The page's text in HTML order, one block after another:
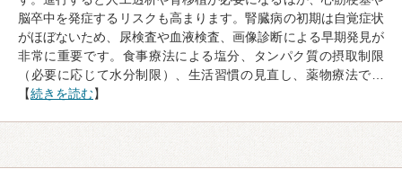
脳卒中を発症するリスクも高まります。腎臓病の初期は自覚症状
がほぼないため、尿検査や血液検査、画像診断による早期発見が
非常に重要です。食事療法による塩分、タンパク質の摂取制限
（必要に応じて水分制限）、生活習慣の見直し、薬物療法で…
【続きを読む】